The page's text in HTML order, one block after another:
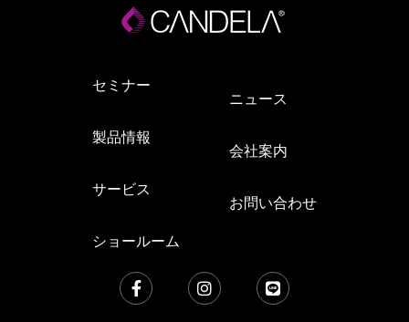
セミナー
製品情報
サービス
ショールーム
ニュース
会社案内
お問い合わせ